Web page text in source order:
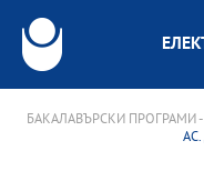
БАКАЛАВЪРСКИ ПРОГРАМИ